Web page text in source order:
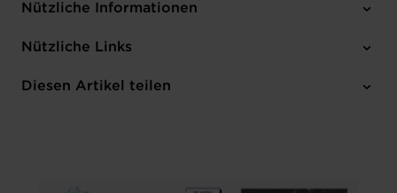
Nützliche Informationen
Freitag 25 Apr 2025
Luxembourg
Nützliche Links
Anmelden
Diesen Artikel teilen